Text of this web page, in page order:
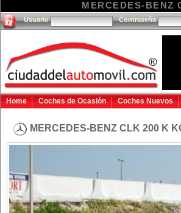
MERCEDES-
Usuario Contraseña
Home Coches de Ocasión Coches Nuevos
MERCEDES-BENZ CLK 200 K